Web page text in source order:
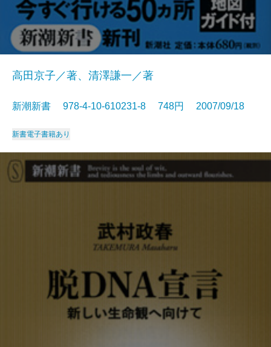
高田京子／著、清澤謙一／著
新潮新書 978-4-10-610231-8 748円 2007/09/18
新書電子書籍あり